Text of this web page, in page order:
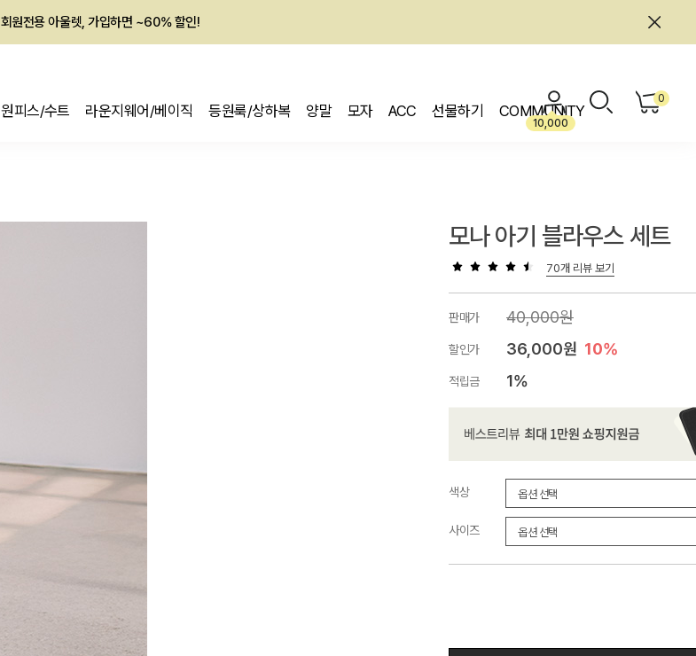
회원전용 아울렛, 가입하면 ~60% 할인!
원피스/수트 라운지웨어/베이직 등원룩/상하복 양말 모자 ACC 선물하기 COMMUNITY
10,000
0
모나 아기 블라우스 세트
70개 리뷰 보기
판매가 40,000원
할인가 36,000원 10%
적립금 1%
색상
사이즈